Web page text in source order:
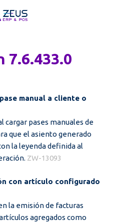
7.6.433.0
manual a cliente o
cargar pases manuales de
que el asiento generado
la leyenda definida al
ZW-13093
con artículo configurado
la emisión de facturas
agregados como